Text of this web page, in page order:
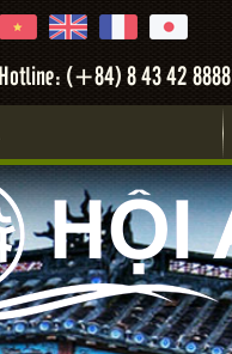
Hotline: (+84) 8 43 42 8888